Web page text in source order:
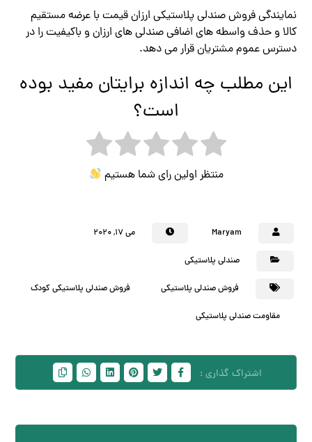
نمایندگی فروش صندلی پلاستیکی ارزان قیمت با عرضه مستقیم
کالا و حذف واسطه های اضافی صندلی های ارزان و باکیفیت را در
دسترس عموم مشتریان قرار می دهد.
این مطلب چه اندازه برایتان مفید بوده
است؟
منتظر اولین رای شما هستیم
Maryam می ۱۷, ۲۰۲۰
صندلی پلاستیکی
فروش صندلی پلاستیکی فروش صندلی پلاستیکی کودک
مقاومت صندلی پلاستیکی